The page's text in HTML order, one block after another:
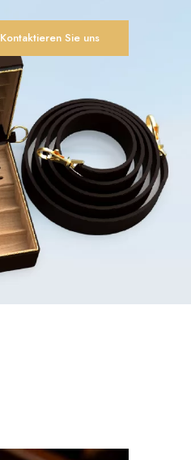
Kontaktieren Sie uns